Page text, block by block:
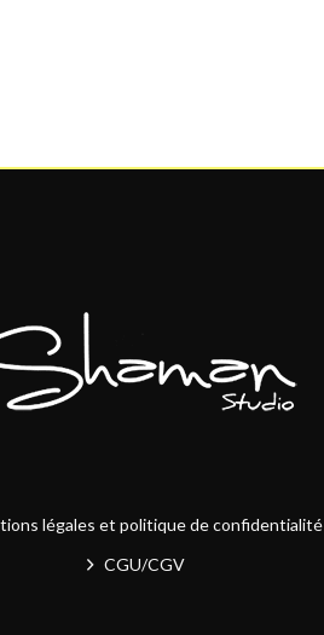
légales et politique de confidentialité
CGU/CGV